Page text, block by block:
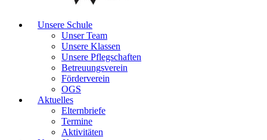
Unsere Schule
Unser Team
Unsere Klassen
Unsere Pflegschaften
Betreuungsverein
Förderverein
OGS
Aktuelles
Elternbriefe
Termine
Aktivitäten